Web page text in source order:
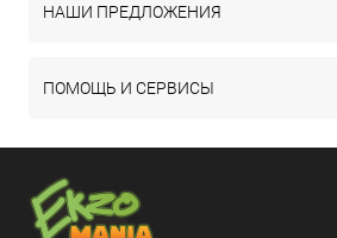
НАШИ ПРЕДЛОЖЕНИЯ
ПОМОЩЬ И СЕРВИСЫ